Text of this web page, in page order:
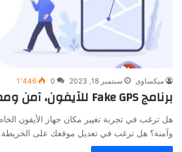
ميكساوى سبتمبر 18, 2023 0 1٬446
برنامج Fake GPS للآيفون، آمن وممتع
هل ترغب في تجربة تغيير مكان جهاز الأيفون
وآمنة؟ هل ترغب في تعديل موقعك على